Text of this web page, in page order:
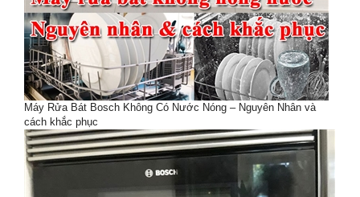
Máy Rửa Bát Bosch Không Có Nước Nóng – Nguyên Nhân và
cách khắc phục